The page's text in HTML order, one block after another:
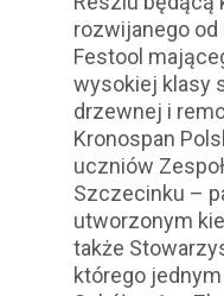
rozwijanego od
Festool
wysokiej klasy
drzewnej i
Kronospan
uczniów
Szczecinku –
utworzonym
także
którego